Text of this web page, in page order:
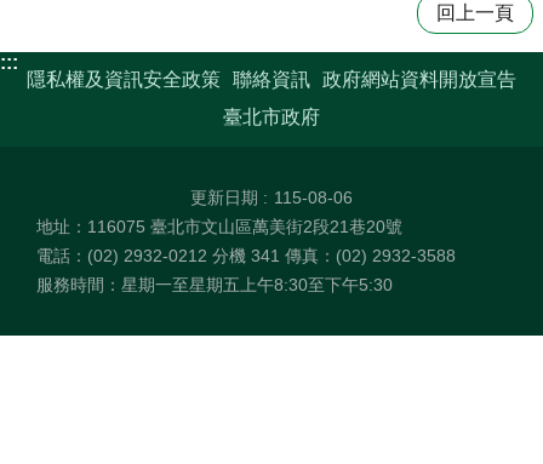
回上一頁
:::
隱私權及資訊安全政策 聯絡資訊 政府網站資料開放宣告
臺北市政府
更新日期
115-08-06
地址：116075 臺北市文山區萬美街2段21巷20號
電話：(02) 2932-0212 分機 341 傳真：(02) 2932-3588
服務時間：星期一至星期五上午8:30至下午5:30